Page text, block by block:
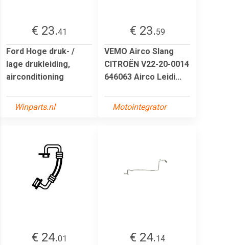
€ 23.41
Ford Hoge druk- /
lage drukleiding,
airconditioning
Winparts.nl
€ 23.59
VEMO Airco Slang
CITROËN V22-20-0014
646063 Airco Leidi...
Motointegrator
€ 24.01
€ 24.14